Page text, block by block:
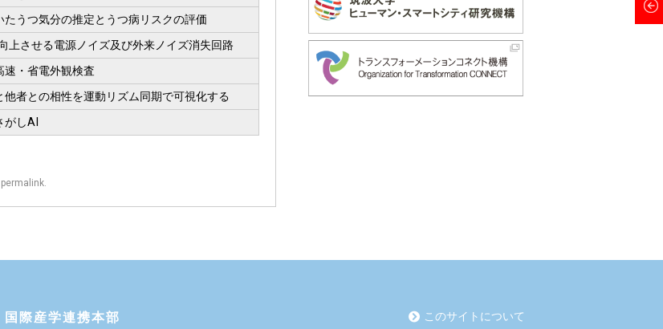
たうつ気分の推定とうつ病リスクの評価
上させる電源ノイズ及び外来ノイズ消失回路
速・省電外観検査
他者との相性を運動リズム同期で可視化する
がしAI
permalink.
国際産学連携本部 このサイトについて